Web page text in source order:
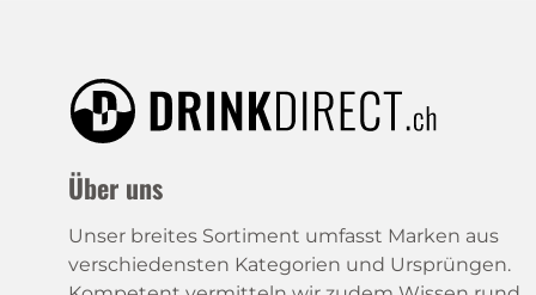
Über uns
Unser breites Sortiment umfasst Marken aus
verschiedensten Kategorien und Ursprüngen.